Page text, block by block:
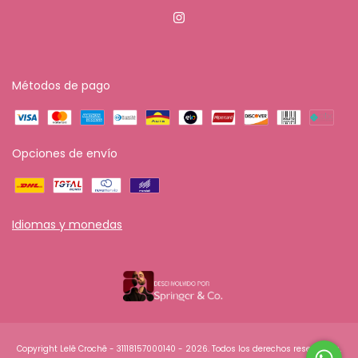
Métodos de pago
Opciones de envío
Idiomas y monedas
Copyright Lelê Crochê - 31118157000140 - 2026. Todos los derechos reservados.